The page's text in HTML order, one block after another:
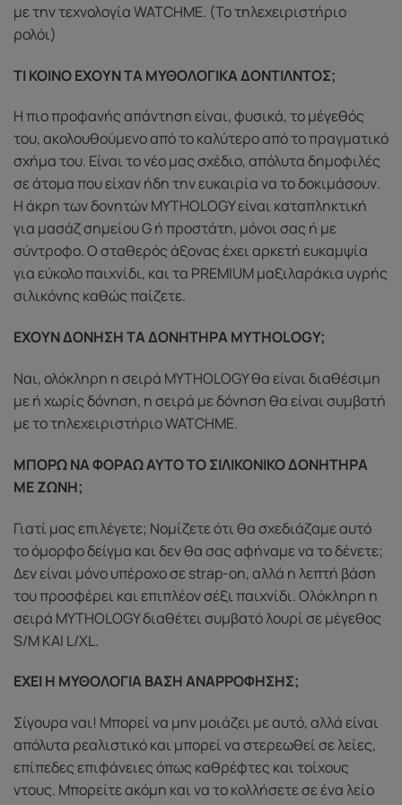
με την τεχνολογία WATCHME. (Το τηλεχειριστήριο
ρολόι)
ΤΙ ΚΟΙΝΟ ΕΧΟΥΝ ΤΑ ΜΥΘΟΛΟΓΙΚΑ ΔΟΝΤΙΛΝΤΟΣ;
Η πιο προφανής απάντηση είναι, φυσικά, το μέγεθός
του, ακολουθούμενο από το καλύτερο από το πραγματικό
σχήμα του. Είναι το νέο μας σχέδιο, απόλυτα δημοφιλές
σε άτομα που είχαν ήδη την ευκαιρία να το δοκιμάσουν.
Η άκρη των δονητών MYTHOLOGY είναι καταπληκτική
για μασάζ σημείου G ή προστάτη, μόνοι σας ή με
σύντροφο. Ο σταθερός άξονας έχει αρκετή ευκαμψία
για εύκολο παιχνίδι, και τα PREMIUM μαξιλαράκια υγρής
σιλικόνης καθώς παίζετε.
ΕΧΟΥΝ ΔΟΝΗΣΗ ΤΑ ΔΟΝΗΤΗΡΑ MYTHOLOGY;
Ναι, ολόκληρη η σειρά MYTHOLOGY θα είναι διαθέσιμη
με ή χωρίς δόνηση, η σειρά με δόνηση θα είναι συμβατή
με το τηλεχειριστήριο WATCHME.
ΜΠΟΡΩ ΝΑ ΦΟΡΑΩ ΑΥΤΟ ΤΟ ΣΙΛΙΚΟΝΙΚΟ ΔΟΝΗΤΗΡΑ
ΜΕ ΖΩΝΗ;
Γιατί μας επιλέγετε; Νομίζετε ότι θα σχεδιάζαμε αυτό
το όμορφο δείγμα και δεν θα σας αφήναμε να το δένετε;
Δεν είναι μόνο υπέροχο σε strap-on, αλλά η λεπτή βάση
του προσφέρει και επιπλέον σέξι παιχνίδι. Ολόκληρη η
σειρά MYTHOLOGY διαθέτει συμβατό λουρί σε μέγεθος
S/M ΚΑΙ L/XL.
ΕΧΕΙ Η ΜΥΘΟΛΟΓΙΑ ΒΑΣΗ ΑΝΑΡΡΟΦΗΣΗΣ;
Σίγουρα ναι! Μπορεί να μην μοιάζει με αυτό, αλλά είναι
απόλυτα ρεαλιστικό και μπορεί να στερεωθεί σε λείες,
επίπεδες επιφάνειες όπως καθρέφτες και τοίχους
ντους. Μπορείτε ακόμη και να το κολλήσετε σε ένα λείο